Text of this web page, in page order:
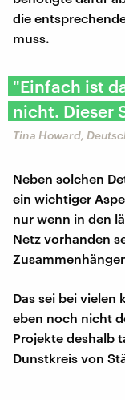
die
muss.
"Einfach ist
nicht. Dieser
Tina Howard,
Neben solchen
ein wichtiger
nur wenn in den
Netz vorhanden
Das sei bei vielen
eben noch nicht
Projekte deshalb
Dunstkreis von